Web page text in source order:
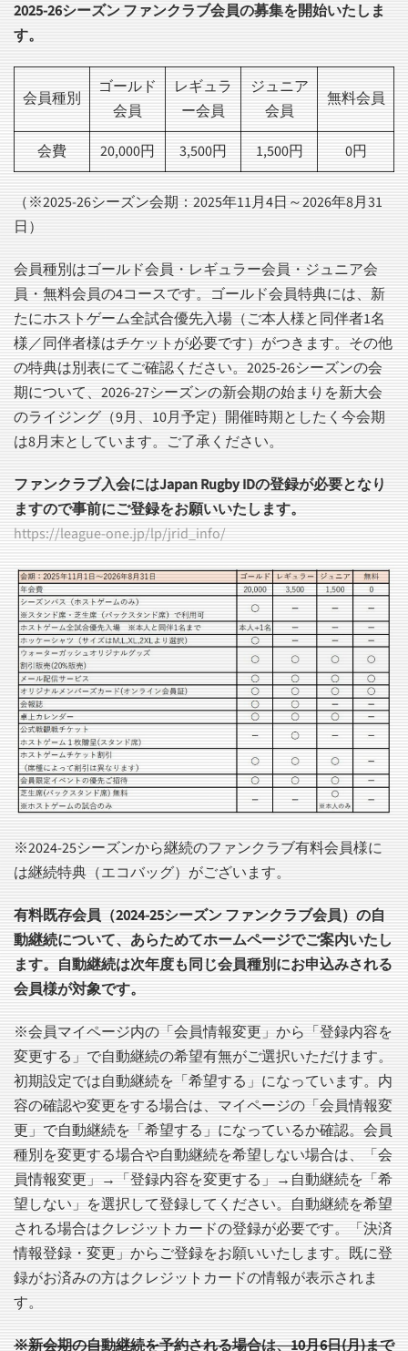
2025-26シーズン ファンクラブ会員の募集を開始いたしま
す。
会員種別
ゴールド
会員
レギュラ
ー会員
ジュニア
会員
無料会員
会費 20,000円 3,500円 1,500円 0円
（※2025-26シーズン会期：2025年11月4日～2026年8月31
日）
会員種別はゴールド会員・レギュラー会員・ジュニア会
員・無料会員の4コースです。ゴールド会員特典には、新
たにホストゲーム全試合優先入場（ご本人様と同伴者1名
様／同伴者様はチケットが必要です）がつきます。その他
の特典は別表にてご確認ください。2025-26シーズンの会
期について、2026-27シーズンの新会期の始まりを新大会
のライジング（9月、10月予定）開催時期としたく今会期
は8月末としています。ご了承ください。
ファンクラブ入会にはJapan Rugby IDの登録が必要となり
ますので事前にご登録をお願いいたします。
https://league-one.jp/lp/jrid_info/
※2024-25シーズンから継続のファンクラブ有料会員様に
は継続特典（エコバッグ）がございます。
有料既存会員（2024-25シーズン ファンクラブ会員）の自
動継続について、あらためてホームページでご案内いたし
ます。自動継続は次年度も同じ会員種別にお申込みされる
会員様が対象です。
※会員マイページ内の「会員情報変更」から「登録内容を
変更する」で自動継続の希望有無がご選択いただけます。
初期設定では自動継続を「希望する」になっています。内
容の確認や変更をする場合は、マイページの「会員情報変
更」で自動継続を「希望する」になっているか確認。会員
種別を変更する場合や自動継続を希望しない場合は、「会
員情報変更」→「登録内容を変更する」→自動継続を「希
望しない」を選択して登録してください。自動継続を希望
される場合はクレジットカードの登録が必要です。「決済
情報登録・変更」からご登録をお願いいたします。既に登
録がお済みの方はクレジットカードの情報が表示されま
す。
※新会期の自動継続を予約される場合は、10月6日(月)まで